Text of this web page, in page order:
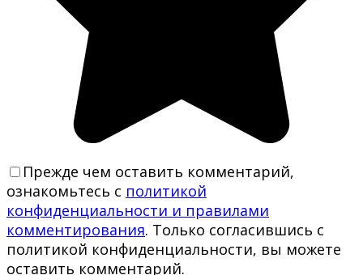
Прежде чем оставить комментарий,
ознакомьтесь с политикой
конфиденциальности и правилами
комментирования. Только согласившись с
политикой конфиденциальности, вы можете
оставить комментарий.